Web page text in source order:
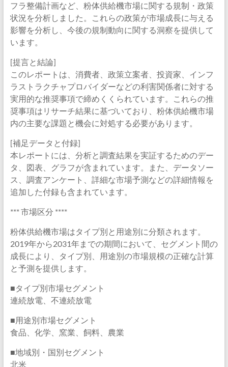
フラ整備計画など、粉体供給機市場に関する規制・政策
状況を分析しました。これらの政策が市場成長に与える
影響を分析し、今後の規制動向に関する洞察を提供して
います。
[提言と結論]
このレポートは、消費者、政策立案者、投資家、インフ
ラストラクチャプロバイダーなどの利害関係者に対する
実用的な推奨事項で締めくくられています。これらの推
奨事項はリサーチ結果に基づいており、粉体供給機市場
内の主要な課題と機会に対処する必要があります。
[補足データと付録]
本レポートには、分析と調査結果を実証するためのデー
タ、図表、グラフが含まれています。また、データソー
ス、調査アンケート、詳細な市場予測などの詳細情報を
追加した付録も含まれています。
*** 市場区分 ****
粉体供給機市場はタイプ別と用途別に分類されます。
2019年から2031年までの期間において、セグメント間の
成長により、タイプ別、用途別の市場規模の正確な計算
と予測を提供します。
■タイプ別市場セグメント
連続放電、不連続放電
■用途別市場セグメント
食品、化学、窯業、飼料、農業
■地域別・国別セグメント
北米